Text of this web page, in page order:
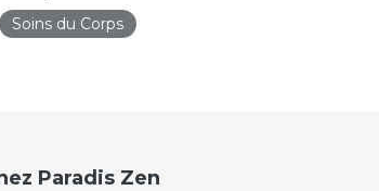
Soins du Corps
Paradis Zen